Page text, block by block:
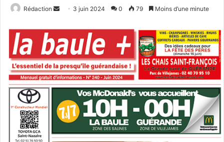
Rédaction
Envoyer
courriel
3 juin 2024 0 79 Moins d’une minute